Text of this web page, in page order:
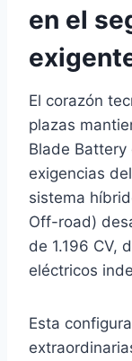
en el
El corazón
plazas
Blade Battery
exigencias
sistema
Off-road)
de 1.196 CV,
eléctricos
Esta